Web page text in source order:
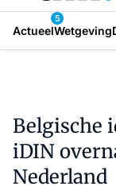
Actueel
5
Wetgeving
Belgische
iDIN
Nederland